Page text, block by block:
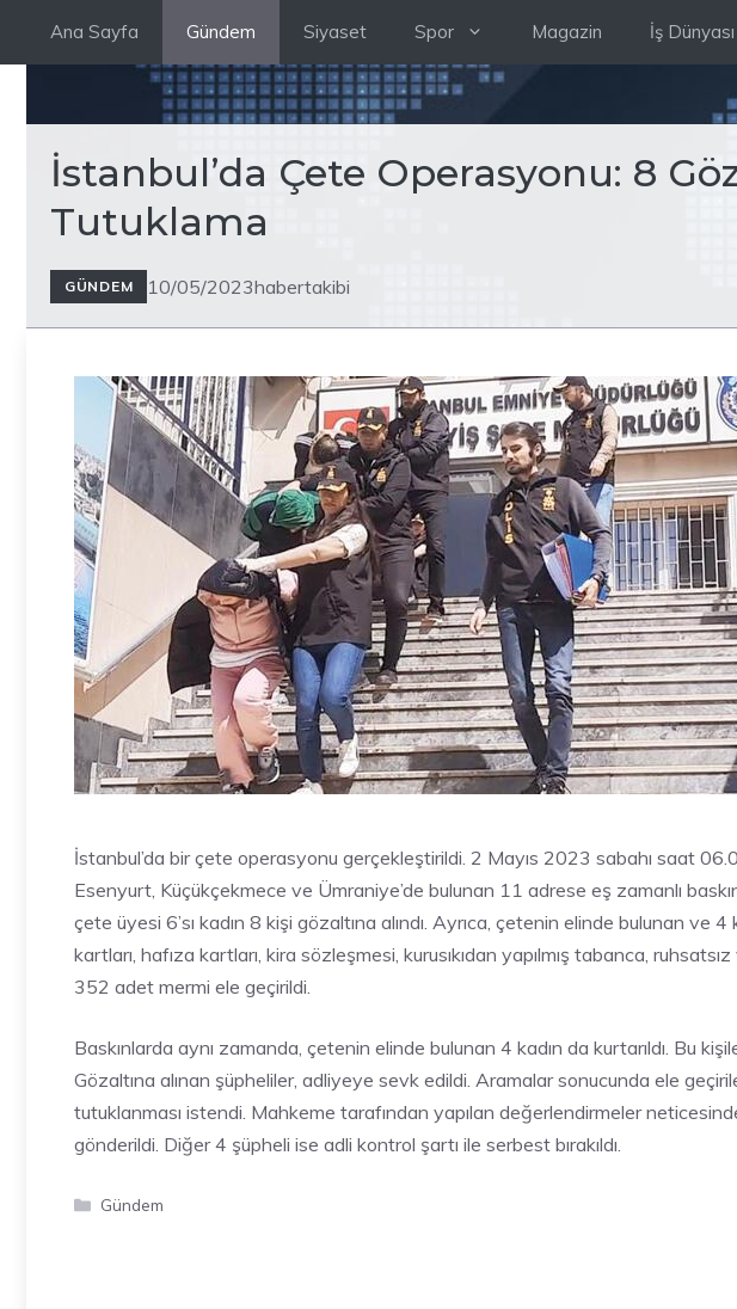
Ana Sayfa Gündem Siyaset Spor Magazin İş Dünyası
İstanbul’da Çete Operasyonu: 8
Tutuklama
GÜNDEM 10/05/2023habertakibi
İstanbul’da bir çete operasyonu gerçekleştirildi. 2 Mayıs 2023 sabahı saat
Esenyurt, Küçükçekmece ve Ümraniye’de bulunan 11 adrese eş zamanlı
çete üyesi 6’sı kadın 8 kişi gözaltına alındı. Ayrıca, çetenin elinde bulunan ve
kartları, hafıza kartları, kira sözleşmesi, kurusıkıdan yapılmış tabanca,
352 adet mermi ele geçirildi.
Baskınlarda aynı zamanda, çetenin elinde bulunan 4 kadın da kurtarıldı. Bu
Gözaltına alınan şüpheliler, adliyeye sevk edildi. Aramalar sonucunda ele
tutuklanması istendi. Mahkeme tarafından yapılan değerlendirmeler
gönderildi. Diğer 4 şüpheli ise adli kontrol şartı ile serbest bırakıldı.
Kategoriler
Gündem